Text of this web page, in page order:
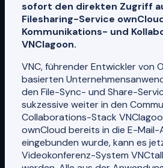
sofort den direkten Zugriff
Filesharing-Service
Kommunikations- und
VNClagoon.
VNC, führender Entwickler von
basierten
den File-Sync- und Share-
sukzessive weiter in den
Collaborations-Stack
ownCloud bereits in die E-Mail-
eingebunden wurde, kann es
Videokonferenz-System